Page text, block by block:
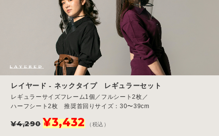
レイヤード - ネックタイプ レギュラーセット
レギュラーサイズフレーム1個／フルシート2枚／
ハーフシート2枚 推奨首回りサイズ：30〜39cm
¥4,290
元
の
¥3,432現
在
（税込）